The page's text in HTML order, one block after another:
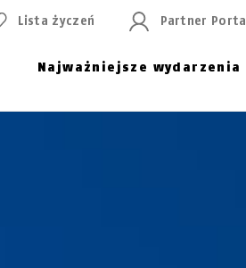
Najważniejsze wydarzenia
Lista życzeń Partner Portal